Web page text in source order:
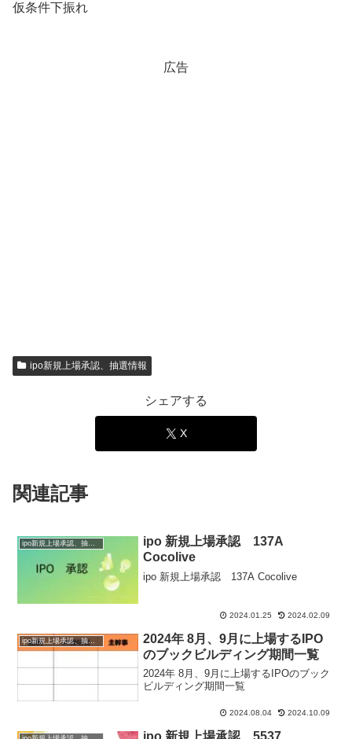
仮条件下振れ
広告
ipo新規上場承認、抽選情報
シェアする
X
関連記事
ipo新規上場承認、抽選情報
ipo 新規上場承認 137A
Cocolive
ipo 新規上場承認 137A Cocolive
2024.01.25 2024.02.09
ipo新規上場承認、抽選情報
2024年 8月、9月に上場するIPO
のブックビルディング期間一覧
2024年 8月、9月に上場するIPOのブック
ビルディング期間一覧
2024.08.04 2024.10.09
ipo 新規上場承認 5537